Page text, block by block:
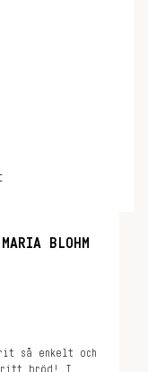
BLOHM
så enkelt och
bröd! I